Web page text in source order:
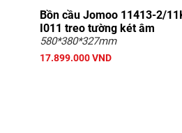
Bồn cầu Jomoo 11413-2/
I011 treo tường két âm
580*380*327mm
17.899.000 VND